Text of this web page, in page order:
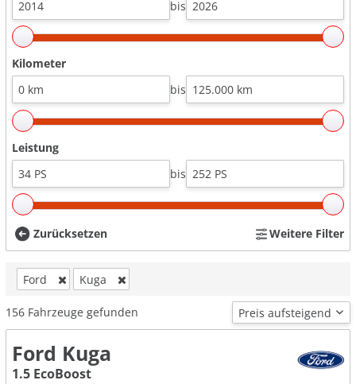
bis
Kilometer
bis
Leistung
bis
Zurücksetzen Weitere Filter
Ford Kuga
156 Fahrzeuge gefunden
Ford Kuga
1.5 EcoBoost